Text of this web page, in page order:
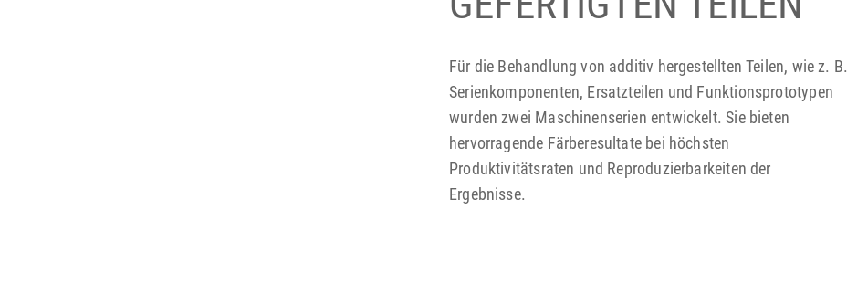
Für die Behandlung von additiv hergestellten Teilen, wie z. B.
Serienkomponenten, Ersatzteilen und Funktionsprototypen
wurden zwei Maschinenserien entwickelt. Sie bieten
hervorragende Färberesultate bei höchsten
Produktivitätsraten und Reproduzierbarkeiten der
Ergebnisse.